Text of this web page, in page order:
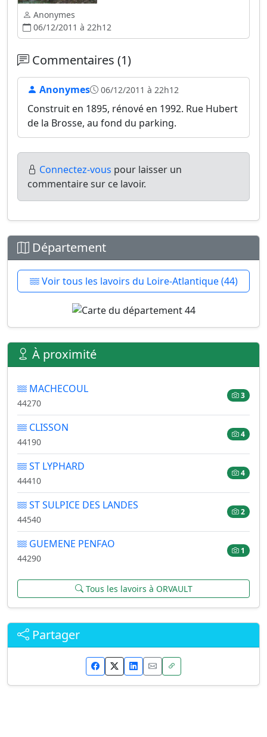
Anonymes
06/12/2011 à 22h12
Commentaires (1)
Anonymes 06/12/2011 à 22h12
Construit en 1895, rénové en 1992. Rue Hubert
de la Brosse, au fond du parking.
Connectez-vous pour laisser un
commentaire sur ce lavoir.
Département
Voir tous les lavoirs du Loire-Atlantique (44)
À proximité
MACHECOUL
44270
3
CLISSON
44190
4
ST LYPHARD
44410
4
ST SULPICE DES LANDES
44540
2
GUEMENE PENFAO
44290
1
Tous les lavoirs à ORVAULT
Partager